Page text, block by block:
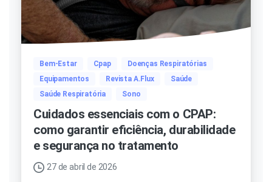
Bem-Estar Cpap
Doenças Respiratórias
Equipamentos
Revista A.Flux
Saúde
Saúde Respiratória
Sono
Cuidados essenciais com o CPAP:
como garantir eficiência, durabilidade
e segurança no tratamento
27 de abril de 2026